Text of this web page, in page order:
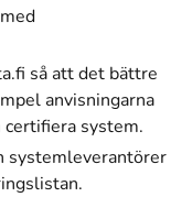
så att det bättre
anvisningarna
system.
systemleverantörer